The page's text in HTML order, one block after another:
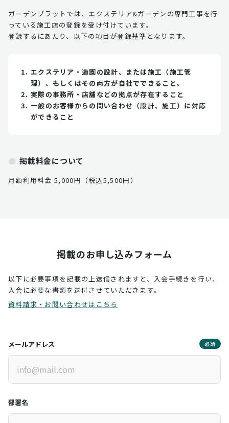
ガーデンプラットでは、エクステリア&ガーデンの専門工事を行
っている施工店の登録を受け付けています。
登録するにあたり、以下の項目が登録基準となります。
エクステリア・造園の設計、または施工（施工管
理）、もしくはその両方が自社でできること。
実際の事務所・店舗などの拠点が存在すること
一般のお客様からの問い合わせ（設計、施工）に対応
ができること
掲載料金について
月額利用料金 5,000円（税込5,500円）
掲載のお申し込みフォーム
以下に必要事項を記載の上送信されますと、入会手続きを行い、
入会に必要な書類を送付させていただきます。
資料請求・お問い合わせはこちら
メールアドレス 必須
部署名